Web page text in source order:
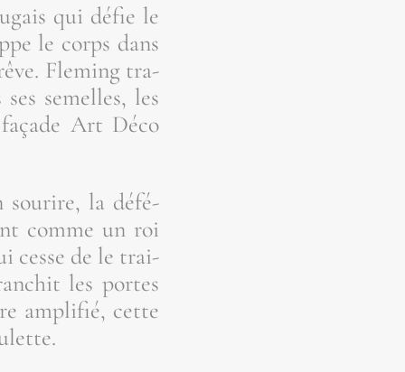
qui défie le
le corps dans
Fle­ming tra­
semelles, les
Art Déco
sou­rire, la défé­
comme un roi
cesse de le trai­
les portes
ampli­fié, cette